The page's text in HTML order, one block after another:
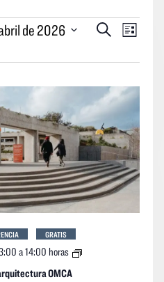
Eventos
y
vistas
Buscar
las
vistas
de
los
Lista
de 2026
OMCA
a14:00 horas
Paseo
GRATIS